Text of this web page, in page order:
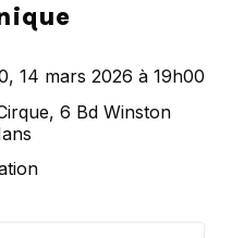
14 mars 2026 à 19h00
6 Bd Winston